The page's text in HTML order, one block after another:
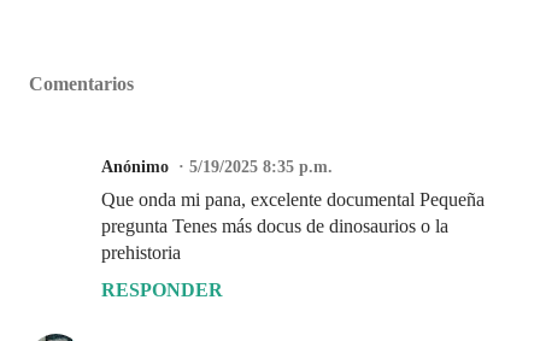
Comentarios
Anónimo 5/19/2025 8:35 p.m.
Que onda mi pana, excelente documental Pequeña
pregunta Tenes más docus de dinosaurios o la
prehistoria
RESPONDER